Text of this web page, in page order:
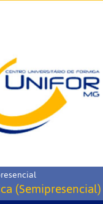
(Semipresencial)